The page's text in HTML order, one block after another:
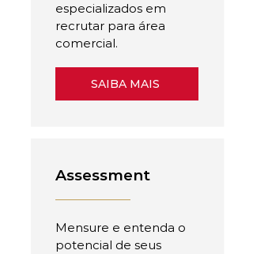
especializados em
recrutar para área
comercial.
SAIBA MAIS
Assessment
Mensure e entenda o
potencial de seus